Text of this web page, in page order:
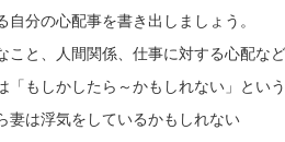
自分の心配事を書き出しましょう。
こと、人間関係、仕事に対する心配など
「もしかしたら～かもしれない」とい
妻は浮気をしているかもしれない